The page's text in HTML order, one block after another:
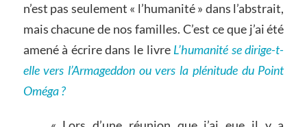
n’est pas seulement « l’humanité » dans l’abstrait,
mais chacune de nos familles. C’est ce que j’ai été
amené à écrire dans le livre L’humanité se dirige-t-
elle vers l’Armageddon ou vers la plénitude du Point
Oméga ?